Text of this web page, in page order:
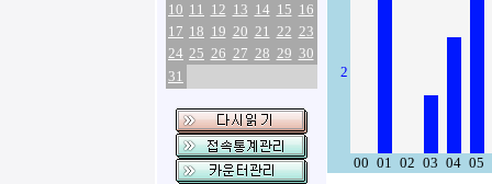
10 11 12 13 14 15 16
17 18 19 20 21 22 23
24 25 26 27 28 29 30
31
2
00 01 02 03 04 05